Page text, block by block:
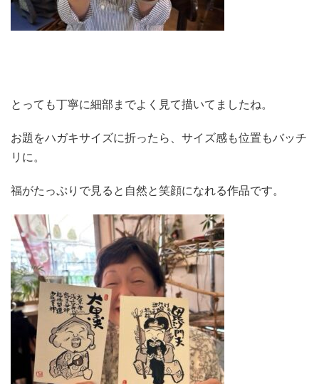
とっても丁寧に細部までよく見て描いてましたね。
お題をハガキサイズに折ったら、サイズ感も位置もバッチ
リに。
福がたっぷりで見ると自然と笑顔になれる作品です。